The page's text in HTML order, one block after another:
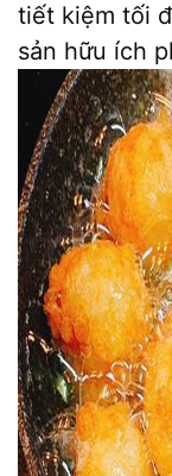
tiết kiệm tối
sản hữu ích